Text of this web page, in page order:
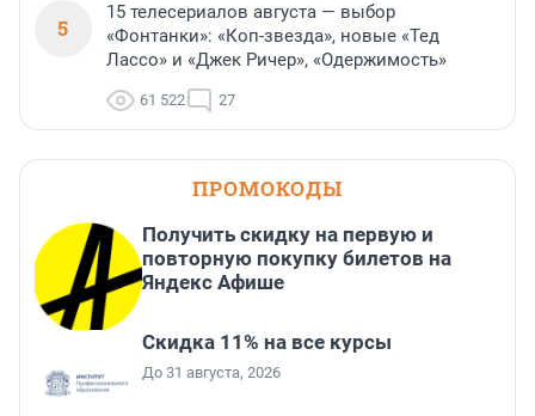
5
15 телесериалов августа — выбор
«Фонтанки»: «Коп-звезда», новые «Тед
Лассо» и «Джек Ричер», «Одержимость»
61 522 27
ПРОМОКОДЫ
Получить скидку на первую и
повторную покупку билетов на
Яндекс Афише
Скидка 11% на все курсы
До 31 августа, 2026